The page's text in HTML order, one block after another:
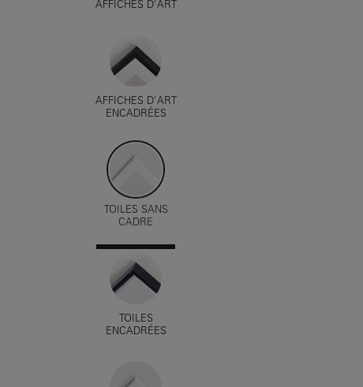
AFFICHES D'ART
AFFICHES D'ART
ENCADRÉES
TOILES SANS
CADRE
TOILES
ENCADRÉES